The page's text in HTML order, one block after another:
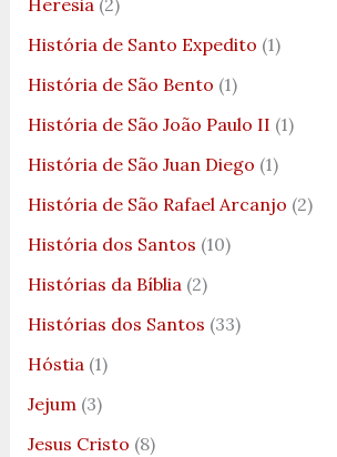
Heresia(2)
História de Santo Expedito (1)
História de São Bento (1)
História de São João Paulo II (1)
História de São Juan Diego (1)
História de São Rafael Arcanjo (2)
História dos Santos (10)
Histórias da Bíblia(2)
Histórias dos Santos (33)
Hóstia(1)
Jejum(3)
Jesus Cristo (8)